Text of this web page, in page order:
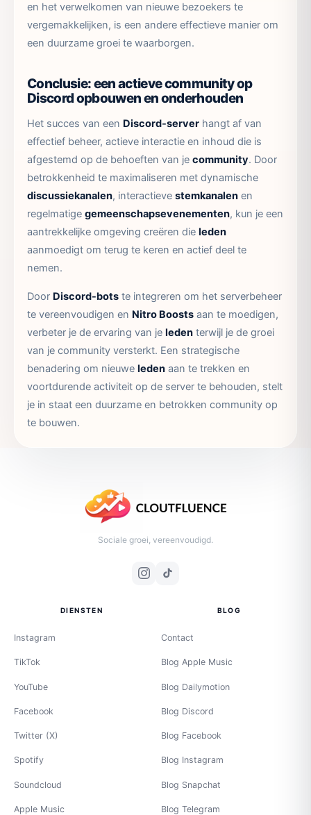
en het verwelkomen van nieuwe bezoekers te
vergemakkelijken, is een andere effectieve manier om
een duurzame groei te waarborgen.
Conclusie: een actieve community op
Discord opbouwen en onderhouden
Het succes van een Discord-server hangt af van
effectief beheer, actieve interactie en inhoud die is
afgestemd op de behoeften van je community. Door
betrokkenheid te maximaliseren met dynamische
discussiekanalen, interactieve stemkanalen en
regelmatige gemeenschapsevenementen, kun je een
aantrekkelijke omgeving creëren die leden
aanmoedigt om terug te keren en actief deel te
nemen.
Door Discord-bots te integreren om het serverbeheer
te vereenvoudigen en Nitro Boosts aan te moedigen,
verbeter je de ervaring van je leden terwijl je de groei
van je community versterkt. Een strategische
benadering om nieuwe leden aan te trekken en
voortdurende activiteit op de server te behouden, stelt
je in staat een duurzame en betrokken community op
te bouwen.
Sociale groei, vereenvoudigd.
DIENSTEN
Instagram
TikTok
YouTube
Facebook
Twitter (X)
Spotify
Soundcloud
Apple Music
BLOG
Contact
Blog Apple Music
Blog Dailymotion
Blog Discord
Blog Facebook
Blog Instagram
Blog Snapchat
Blog Telegram